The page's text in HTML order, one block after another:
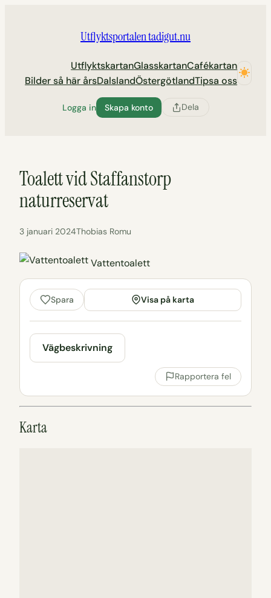
Utflyktsportalen tadigut.nu
UtflyktskartanGlasskartanCafékartan
Bilder så här årsDalslandÖstergötlandTipsa oss
Logga in Skapa konto Dela
Toalett vid Staffanstorp
naturreservat
3 januari 2024Thobias Romu
Vattentoalett
Spara Visa på karta
Vägbeskrivning
Rapportera fel
Karta